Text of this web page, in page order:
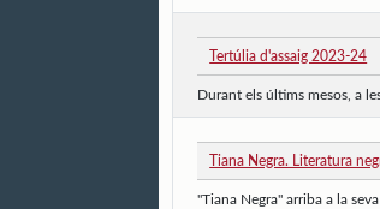
Tertúlia d'assaig 2023-24
Durant els últims mesos, a
Tiana Negra. Literatura
"Tiana Negra" arriba a la